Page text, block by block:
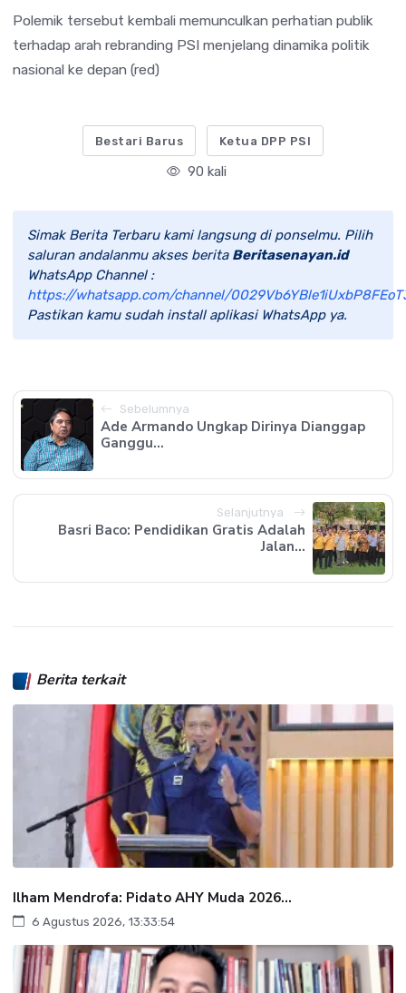
Polemik tersebut kembali memunculkan perhatian publik
terhadap arah rebranding PSI menjelang dinamika politik
nasional ke depan (red)
Bestari Barus Ketua DPP PSI
90 kali
Simak Berita Terbaru kami langsung di ponselmu. Pilih
saluran andalanmu akses berita Beritasenayan.id
WhatsApp Channel :
https://whatsapp.com/channel/
Pastikan kamu sudah install aplikasi WhatsApp ya.
Sebelumnya
Ade Armando Ungkap Dirinya Dianggap
Ganggu...
Selanjutnya
Basri Baco: Pendidikan Gratis Adalah
Jalan...
Berita terkait
Ilham Mendrofa: Pidato AHY Muda 2026...
6 Agustus 2026, 13:33:54